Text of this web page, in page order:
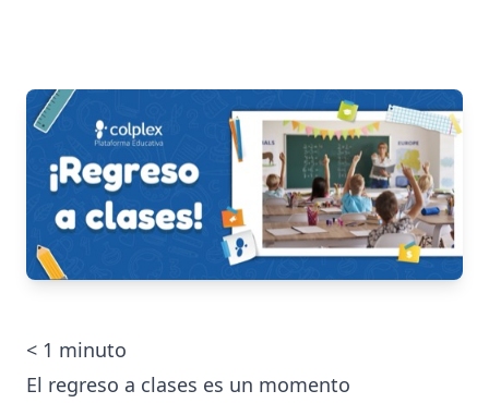
< 1 minuto
El regreso a clases es un momento